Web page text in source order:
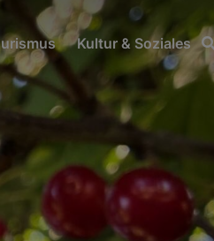
Kultur & Soziales